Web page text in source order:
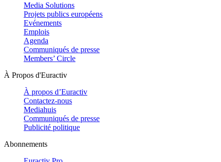
Media Solutions
Projets publics européens
Evénements
Emplois
Agenda
Communiqués de presse
Members’ Circle
À Propos d'Euractiv
À propos d’Euractiv
Contactez-nous
Mediahuis
Communiqués de presse
Publicité politique
Abonnements